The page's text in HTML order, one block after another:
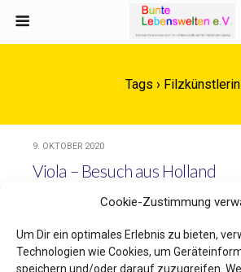
Cookie-Zustimmung
Um Dir ein optimales Erlebnis zu bieten,
Technologien wie Cookies, um
speichern und/oder darauf zuzugreifen.
Tags › Filzkünstlerin
9. OKTOBER 2020
Viola – Besuch aus Holland
Zum Seitenanfang